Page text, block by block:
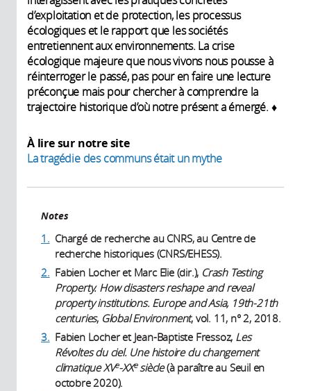
d’exploitation et de protection, les processus
écologiques et le rapport que les sociétés
entretiennent aux environnements. La crise
écologique majeure que nous vivons nous pousse à
réinterroger le passé, pas pour en faire une lecture
préconçue mais pour chercher à comprendre la
trajectoire historique d’où notre présent a émergé. ♦
À lire sur notre site
La tragédie des communs était un mythe
Notes
1. Chargé de recherche au CNRS, au Centre de
recherche historiques (CNRS/EHESS).
2. Fabien Locher et Marc Elie (dir.), Crash Testing
Property. How disasters reshape and reveal
property institutions. Europe and Asia, 19th-21th
centuries, Global Environment, vol. 11, n° 2, 2018.
3. Fabien Locher et Jean-Baptiste Fressoz, Les
Révoltes du ciel. Une histoire du changement
climatique XVe-XXesiècle(à paraître au Seuil en
octobre 2020).